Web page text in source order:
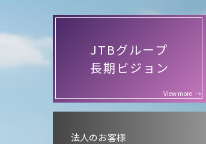
JTBグループ
長期ビジョン
View more
法人のお客様